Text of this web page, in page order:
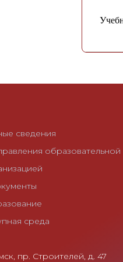
сведения
образовательной
среда
пр. Строителей, д. 47